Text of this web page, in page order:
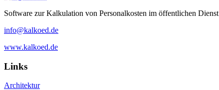
Software zur Kalkulation von Personalkosten im öffentlichen Dienst
info@kalkoed.de
www.kalkoed.de
Links
Architektur